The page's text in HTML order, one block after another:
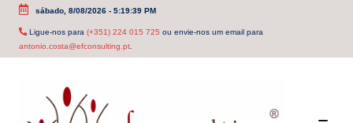
Skip
sábado, 8/08/2026- 5:19:39 PM
Ligue-nos para (+351) 224 015 725 ou envie-nos um email para
antonio.costa@efconsulting.pt.